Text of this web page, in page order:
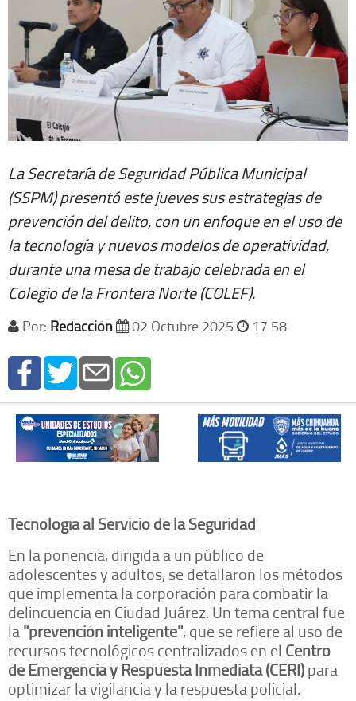
La Secretaría de Seguridad Pública Municipal
(SSPM) presentó este jueves sus estrategias de
prevención del delito, con un enfoque en el uso de
la tecnología y nuevos modelos de operatividad,
durante una mesa de trabajo celebrada en el
Colegio de la Frontera Norte (COLEF).
Por: Redacción 02 Octubre 2025 17 58
Tecnología al Servicio de la Seguridad
En la ponencia, dirigida a un público de
adolescentes y adultos, se detallaron los métodos
que implementa la corporación para combatir la
delincuencia en Ciudad Juárez. Un tema central fue
la"prevención inteligente", que se refiere al uso de
recursos tecnológicos centralizados en el Centro
de Emergencia y Respuesta Inmediata (CERI)para
optimizar la vigilancia y la respuesta policial.